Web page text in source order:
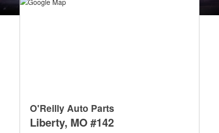
O'Reilly Auto Parts
Liberty, MO #142